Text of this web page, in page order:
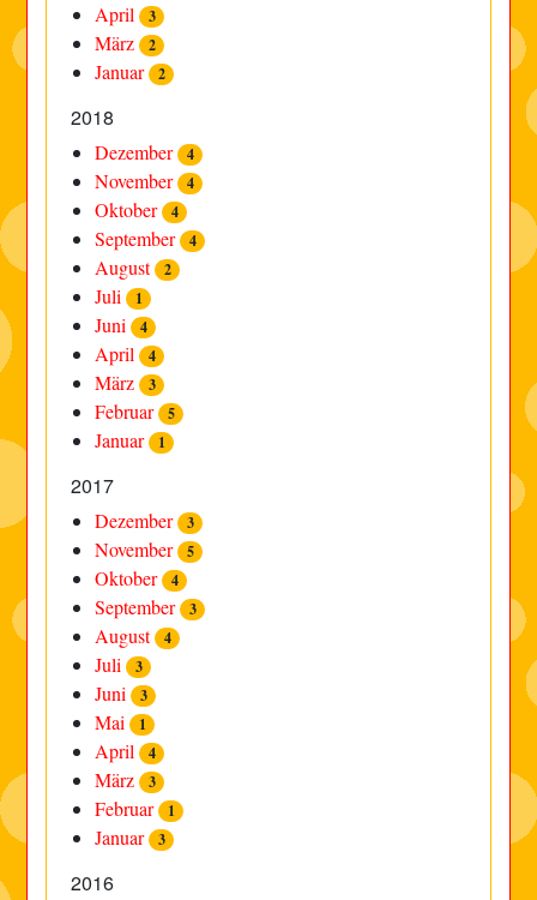
April 3
März 2
Januar 2
2018
Dezember 4
November 4
Oktober 4
September 4
August 2
Juli 1
Juni 4
April 4
März 3
Februar 5
Januar 1
2017
Dezember 3
November 5
Oktober 4
September 3
August 4
Juli 3
Juni 3
Mai 1
April 4
März 3
Februar 1
Januar 3
2016